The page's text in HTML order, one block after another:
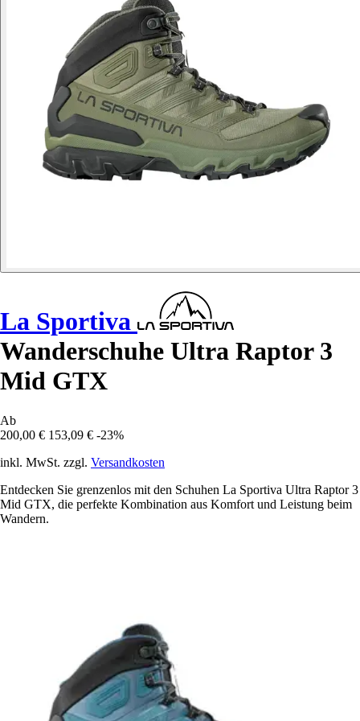
La Sportiva
Wanderschuhe Ultra Raptor 3
Mid GTX
Ab
200,00 € 153,09 € -23%
inkl. MwSt. zzgl. Versandkosten
Entdecken Sie grenzenlos mit den Schuhen La Sportiva Ultra Raptor 3
Mid GTX, die perfekte Kombination aus Komfort und Leistung beim
Wandern.